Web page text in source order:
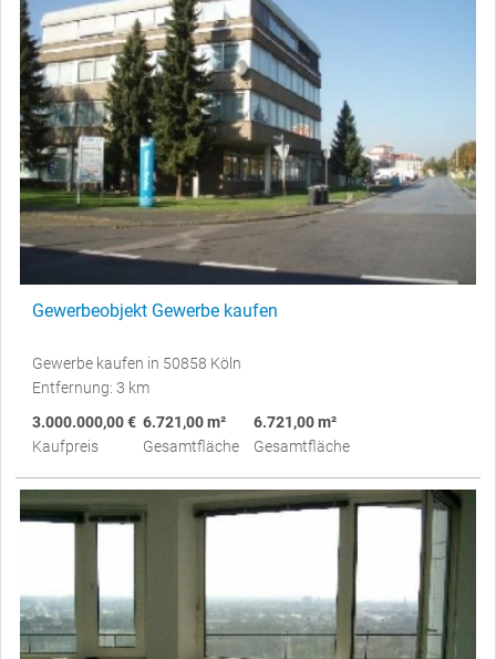
Gewerbeobjekt Gewerbe kaufen
Gewerbe kaufen in 50858 Köln
Entfernung: 3 km
3.000.000,00 €
Kaufpreis
6.721,00 m²
Gesamtfläche
6.721,00 m²
Gesamtfläche